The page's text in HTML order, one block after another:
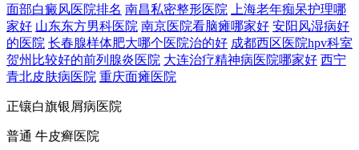
面部白癜风医院排名 南昌私密整形医院
上海老年痴呆护理哪
家好 山东东方男科医院 南京医院看脑瘫哪家好 安阳风湿病好
的医院 长春腺样体肥大哪个医院治的好 成都西区医院hpv科室
贺州比较好的前列腺炎医院 大连治疗精神病医院哪家好 西宁
青北皮肤病医院 重庆面瘫医院
正镶白旗银屑病医院
普通 牛皮癣医院